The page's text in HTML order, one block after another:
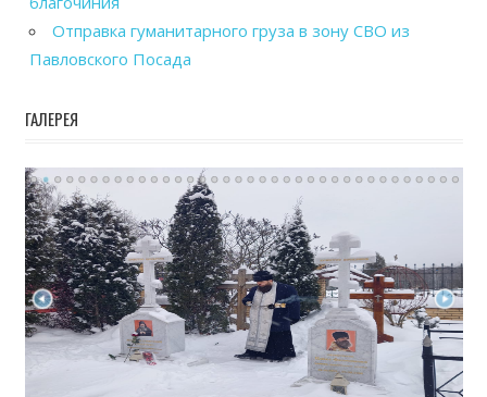
Отправка гуманитарного груза в зону СВО из
Павловского Посада
ГАЛЕРЕЯ